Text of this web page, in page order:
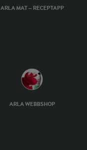
ARLA MAT – RECEPTAPP
ARLA WEBBSHOP